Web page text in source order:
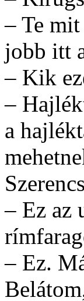
– Te
jobb itt
– Kik
–
a
– Ez az
– Ez.